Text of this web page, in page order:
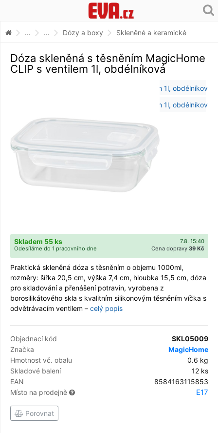
... ... Dózy a boxy Skleněné a keramické
Dóza skleněná s těsněním MagicHome
CLIP s ventilem 1l, obdélníková
7.8. 15:40
Skladem 55 ks
Cena dopravy 39 Kč
Odesíláme do 1 pracovního dne
Praktická skleněná dóza s těsněním o objemu 1000ml,
rozměry: šířka 20,5 cm, výška 7,4 cm, hloubka 15,5 cm, dóza
pro skladování a přenášení potravin, vyrobena z
borosilikátového skla s kvalitním silikonovým těsněním víčka s
odvětrávacím ventilem – celý popis
Objednací kód
SKL05009
Značka
MagicHome
Hmotnost vč. obalu
0.6 kg
Skladové balení
12 ks
EAN
8584163115853
Místo na prodejně
E17
Porovnat